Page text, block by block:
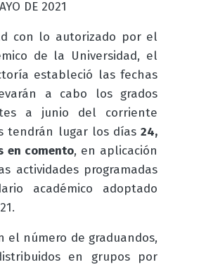
DE 2021
con lo autorizado por el
de la Universidad, el
estableció las fechas
a cabo los grados
a junio del corriente
tendrán lugar los días24,
en comento, en aplicación
actividades programadas
académico adoptado
el número de graduandos,
en grupos por